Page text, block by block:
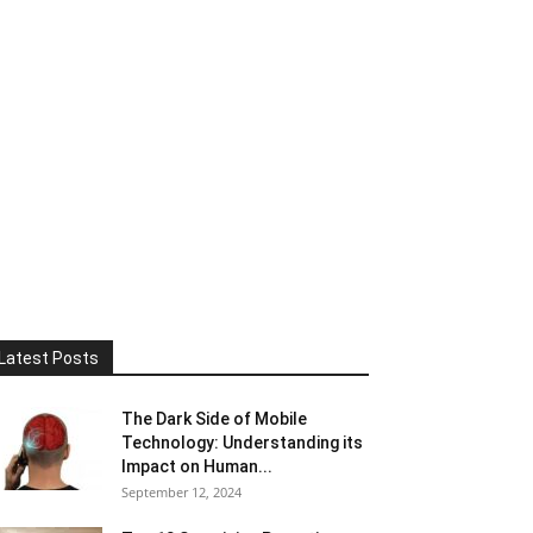
Latest Posts
The Dark Side of Mobile
Technology: Understanding its
Impact on Human...
September 12, 2024